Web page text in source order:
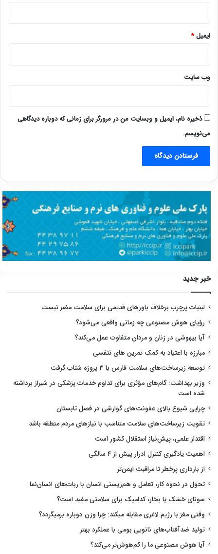
ایمیل*
وب‌ سایت
ذخیره نام، ایمیل و وبسایت من در مرورگر برای زمانی که دوباره دیدگاهی
می‌نویسم.
خبر جدید
لبنیات پرچرب برخلاف باورهای قدیمی برای سلامت مضر نیست
رؤیای هوش مصنوعی چه زمانی واقعی می‌شود؟
آیا بیهوشی در زنان و مردان متفاوت عمل می‌کند؟
مبارزه با اعتیاد به کمک تمرین های تنفسی
توسعه زیرساخت‌های سلامت فارس با ۳ پروژه شتاب گرفت
وزیر بهداشت: گام‌های مؤثری برای تداوم خدمات پزشکی در شیراز برداشته
شده است
چرایی شیوع بالای عفونت‌های گوارشی در فصل تابستان
تقویت زیرساخت‌های سلامت متناسب با نیازهای مردم منطقه باشد
اقتدار علمی، پیش‌نیاز استقلال کشور است
اهمیت یادگیری کنترل ادرار پیش از ۴ سالگی
از بارداری پرخطر تا مراقبت ایمن‌تر
تحول در نحوه کار، تعامل و هم‌زیستی انسان با ربات‌های انسان‌نما
سونای خشک یا بخار، کدامیک برای سلامتی مفید است؟
وقتی مغز با رژیم لاغری مقابله میکند: چرا وزن دوباره برمیگردد؟
تولید ضدآفتاب‌های نانویی بومی با عملکرد بهتر
آیا هوش مصنوعی ما را کم‌هوش‌تر می‌کند؟